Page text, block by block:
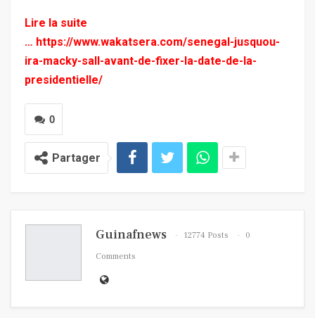
Lire la suite
… https://www.wakatsera.com/senegal-jusquou-
ira-macky-sall-avant-de-fixer-la-date-de-la-
presidentielle/
0
Partager
Guinafnews 12774 Posts
0
Comments